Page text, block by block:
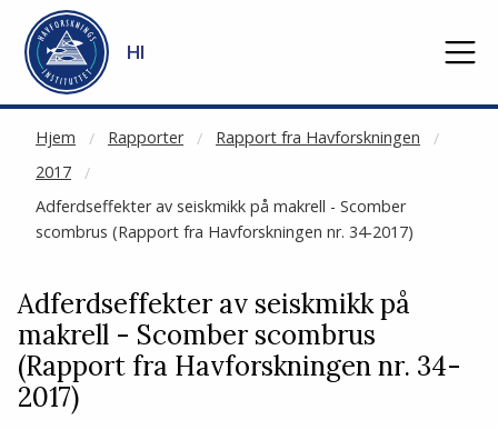
Gå til hovedinnhold
HI
Hjem Rapporter
Rapport fra Havforskningen
2017
Adferdseffekter av seiskmikk på makrell - Scomber
scombrus (Rapport fra Havforskningen nr. 34-2017)
NOT CACHED
Adferdseffekter av seiskmikk på
makrell - Scomber scombrus
(Rapport fra Havforskningen nr. 34-
2017)